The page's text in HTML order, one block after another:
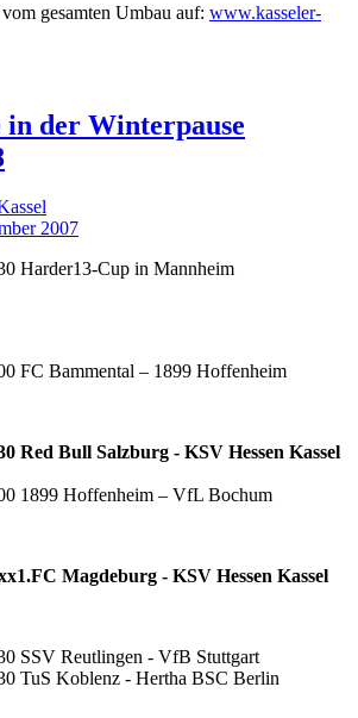
gesamten Umbau auf: www.kasseler-
in der Winterpause
2007
Harder13-Cup in Mannheim
FC Bammental – 1899 Hoffenheim
Red Bull Salzburg - KSV Hessen Kassel
1899 Hoffenheim – VfL Bochum
Magdeburg - KSV Hessen Kassel
SSV Reutlingen - VfB Stuttgart
TuS Koblenz - Hertha BSC Berlin